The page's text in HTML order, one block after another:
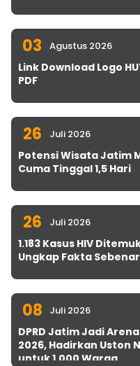
03 Agustus 2026
Link Download Logo
PDF
26 Juli 2026
Potensi Wisata Jatim
Cuma Tinggal 1,5 Hari
26 Juli 2026
1.183 Kasus HIV
Ungkap Fakta
08 Juli 2026
DPRD Jatim Jadi
2026, Hadirkan Uston
untuk 1.000 Warga